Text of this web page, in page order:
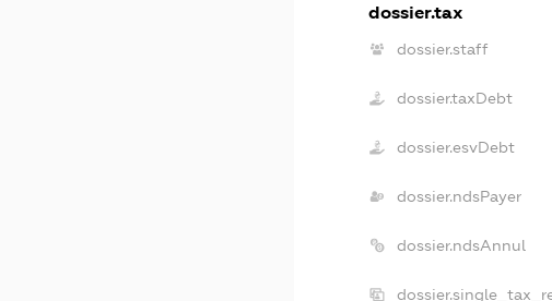
dossier.tax
dossier.staff
dossier.taxDebt
dossier.esvDebt
dossier.ndsPayer
dossier.ndsAnnul